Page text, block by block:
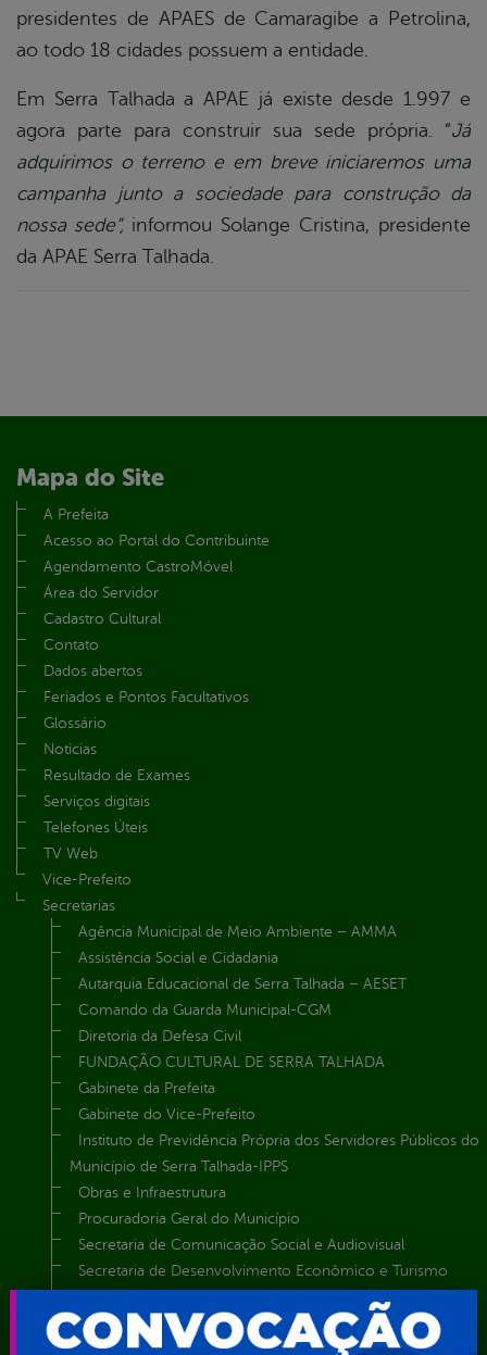
presidentes de APAES de Camaragibe a Petrolina,
ao todo 18 cidades possuem a entidade.
Em Serra Talhada a APAE já existe desde 1.997 e
agora parte para construir sua sede própria. “Já
adquirimos o terreno e em breve iniciaremos uma
campanha junto a sociedade para construção da
nossa sede”, informou Solange Cristina, presidente
da APAE Serra Talhada.
Mapa do Site
A Prefeita
Acesso ao Portal do Contribuinte
Agendamento CastroMóvel
Área do Servidor
Cadastro Cultural
Contato
Dados abertos
Feriados e Pontos Facultativos
Glossário
Notícias
Resultado de Exames
Serviços digitais
Telefones Úteis
TV Web
Vice-Prefeito
Secretarias
Agência Municipal de Meio Ambiente – AMMA
Assistência Social e Cidadania
Autarquia Educacional de Serra Talhada – AESET
Comando da Guarda Municipal-CGM
Diretoria da Defesa Civil
FUNDAÇÃO CULTURAL DE SERRA TALHADA
Gabinete da Prefeita
Gabinete do Vice-Prefeito
Instituto de Previdência Própria dos Servidores Públicos do
Município de Serra Talhada-IPPS
Obras e Infraestrutura
Procuradoria Geral do Município
Secretaria de Comunicação Social e Audiovisual
Secretaria de Desenvolvimento Econômico e Turismo
Secretaria de Iluminação Pública e Energia Elétrica
Secretaria Municipal da Mulher – SEMU
Secretaria Municipal de Administração – SAD